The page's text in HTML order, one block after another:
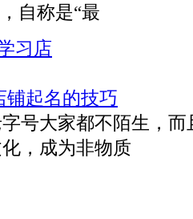
自称是“最
铺起名的技巧
大家都不陌生，而
，成为非物质